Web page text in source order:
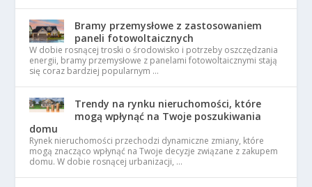
Bramy przemysłowe z zastosowaniem
paneli fotowoltaicznych
W dobie rosnącej troski o środowisko i potrzeby oszczędzania
energii, bramy przemysłowe z panelami fotowoltaicznymi stają
się coraz bardziej popularnym …
Trendy na rynku nieruchomości, które
mogą wpłynąć na Twoje poszukiwania
domu
Rynek nieruchomości przechodzi dynamiczne zmiany, które
mogą znacząco wpłynąć na Twoje decyzje związane z zakupem
domu. W dobie rosnącej urbanizacji, …